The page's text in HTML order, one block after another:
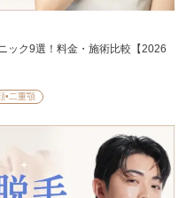
ック9選！料金・施術比較【2026
•二重顎